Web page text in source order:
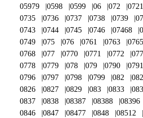
05979
0598 0599 06 072 0721
0735
0736 0737 0738 0739
0743
0744 0745 0746 07468
0749
075 076 0761 0763 0765
0768
077 0770 0771 0772
0778
0779 078 079 0790 0791
0796
0797 0798 0799 082
0826
0827 0829 083 0833
0837
0838 08387 08388 08396
0846
0847 08477 0848 08512